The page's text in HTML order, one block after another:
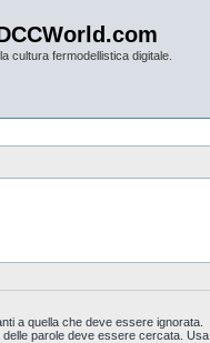
cultura fermodellistica digitale.
a quella che deve essere ignorata.
parole deve essere cercata. Usa